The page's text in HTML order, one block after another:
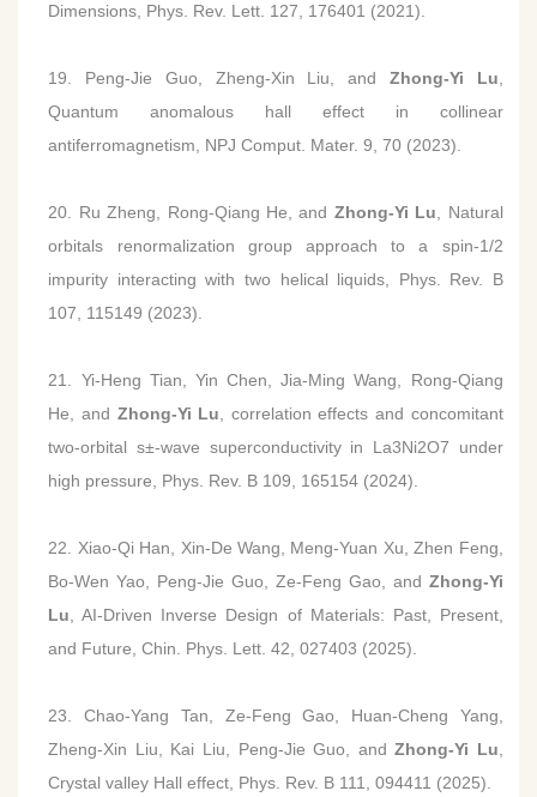
Dimensions, Phys. Rev. Lett. 127, 176401 (2021).
19. Peng-Jie Guo, Zheng-Xin Liu, and Zhong-Yi Lu,
Quantum anomalous hall effect in collinear
antiferromagnetism, NPJ Comput. Mater. 9, 70 (2023).
20. Ru Zheng, Rong-Qiang He, and Zhong-Yi Lu, Natural
orbitals renormalization group approach to a spin-1/2
impurity interacting with two helical liquids, Phys. Rev. B
107, 115149 (2023).
21. Yi-Heng Tian, Yin Chen, Jia-Ming Wang, Rong-Qiang
He, and Zhong-Yi Lu, correlation effects and concomitant
two-orbital s±-wave superconductivity in La3Ni2O7 under
high pressure, Phys. Rev. B 109, 165154 (2024).
22. Xiao-Qi Han, Xin-De Wang, Meng-Yuan Xu, Zhen Feng,
Bo-Wen Yao, Peng-Jie Guo, Ze-Feng Gao, and Zhong-Yi
Lu, AI-Driven Inverse Design of Materials: Past, Present,
and Future, Chin. Phys. Lett. 42, 027403 (2025).
23. Chao-Yang Tan, Ze-Feng Gao, Huan-Cheng Yang,
Zheng-Xin Liu, Kai Liu, Peng-Jie Guo, andZhong-Yi Lu,
Crystal valley Hall effect, Phys. Rev. B 111, 094411 (2025).